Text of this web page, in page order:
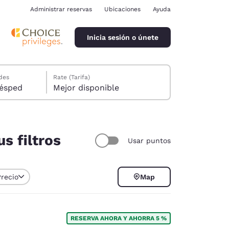
Administrar reservas Ubicaciones Ayuda
Inicia sesión o únete
1 huésped
Rate (Tarifa)
Mejor disponible
filtros Usar puntos
Map
RESERVA AHORA Y AHORRA 5 %